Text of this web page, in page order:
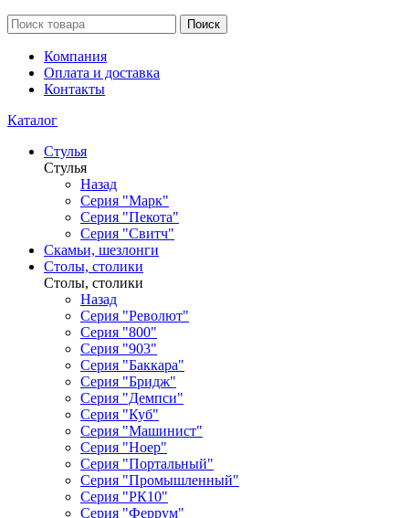
Поиск
Компания
Оплата и доставка
Контакты
Каталог
Стулья
Стулья
Назад
Серия "Марк"
Серия "Пекота"
Серия "Свитч"
Скамьи, шезлонги
Столы, столики
Столы, столики
Назад
Серия "Револют"
Серия "800"
Серия "903"
Серия "Баккара"
Серия "Бридж"
Серия "Демпси"
Серия "Куб"
Серия "Машинист"
Серия "Ноер"
Серия "Портальный"
Серия "Промышленный"
Серия "РК10"
Серия "Феррум"